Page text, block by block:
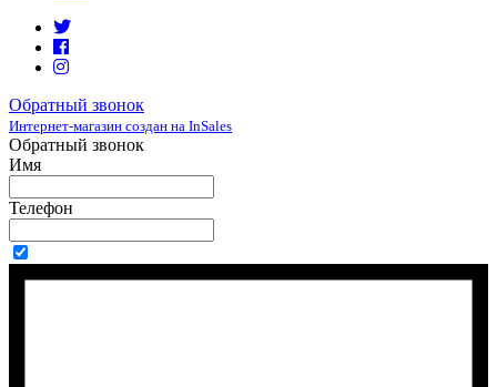
Обратный звонок
Интернет-магазин создан на InSales
Обратный звонок
Имя
Телефон